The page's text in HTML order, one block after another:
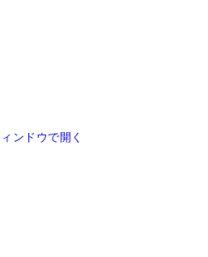
ンドウで開く